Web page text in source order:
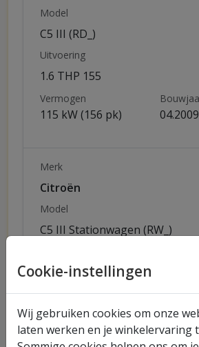
Cookie-instellingen
Wij gebruiken cookies om onze
laten werken en je winkelervaring
Model
C5 III (RD_)
Uitvoering
1.6 THP 155
Vermogen
115 kW (156 pk)
Merk
Citroën
Model
C5 III Stationwagen (RW_)
1.6 THP 155
Vermogen
115 kW (156 pk)